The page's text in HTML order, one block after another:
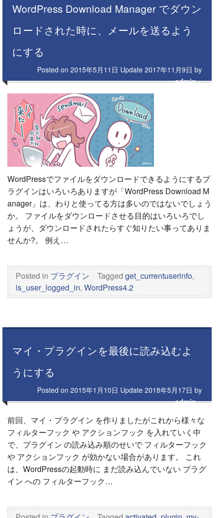
WordPress Download Manager でダウン
ロードされた時に、メールを送るよう
にする
Posted on 2015年5月11日 Update 2017年11月9日 by
admin
WordPressでファイルをダウンロードできるようにするプ
ラグインはいろいろありますが「WordPress Download M
anager」は、わりと使ってる方は多いのではないでしょう
か。 ファイルをダウンロードさせる目的はいろいろでし
ょうが、ダウンロードされたらすぐ知りたい事ってありま
せんか?。 例え…
Posted in プラグイン Tagged get_currentuserinfo,
is_user_logged_in, WordPress4.2
マイ・プラグインを最後に読み込むよ
うにする
Posted on 2015年1月10日 Update 2018年5月17日 by
admin
前回、マイ・プラグイン を作りましたがこれから様々な
フィルターフック や アクションフック を入れていく中
で、プラグイン の読み込み順のせいで フィルターフック
や アクションフック が効かない場合があります。 これ
は、WordPressの起動時に まだ読み込んでいない プラグ
イン への フィルターフック…